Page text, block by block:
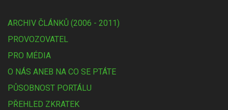
ARCHIV ČLÁNKŮ (2006 - 2011)
PROVOZOVATEL
PRO MÉDIA
O NÁS ANEB NA CO SE PTÁTE
PŮSOBNOST PORTÁLU
PŘEHLED ZKRATEK